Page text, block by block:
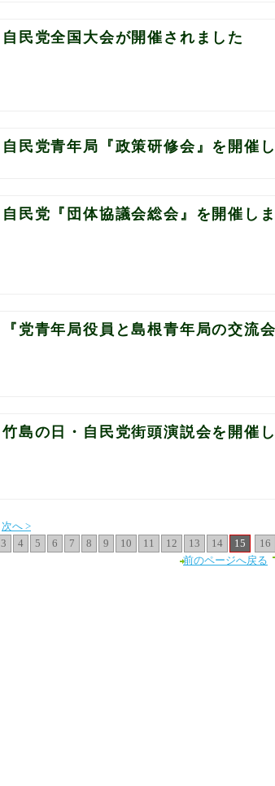
自民党全国大会が開催されました
自民党青年局『政策研修会』を開催し
自民党『団体協議会総会』を開催しま
『党青年局役員と島根青年局の交流
竹島の日・自民党街頭演説会を開催
次へ >
3 4 5 6 7 8 9 10 11 12 13 14 15 16
前のページへ戻る